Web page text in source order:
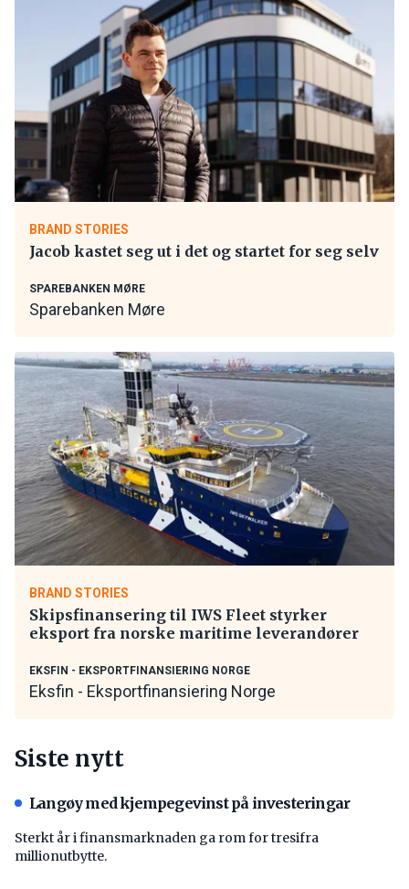
BRAND STORIES
Jacob kastet seg ut i det og startet for seg selv
SPAREBANKEN MØRE
Sparebanken Møre
BRAND STORIES
Skipsfinansering til IWS Fleet styrker
eksport fra norske maritime leverandører
EKSFIN - EKSPORTFINANSIERING NORGE
Eksfin - Eksportfinansiering Norge
Siste nytt
Langøy med kjempegevinst på investeringar
Sterkt år i finansmarknaden ga rom for tresifra
millionutbytte.